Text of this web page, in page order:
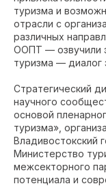
туризма и
отрасли с
различных
ООПТ — озвучили
туризма — диалог
Стратегический
научного
основой
туризма»,
Владивостокский
Министерство
межсекторного
потенциала и